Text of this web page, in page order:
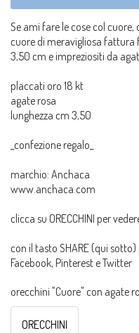
Se ami fare le cose col
cuore di meravigliosa fattura
3,50 cm e impreziositi da
placcati oro 18 kt
agate rosa
lunghezza cm 3,50
_confezione regalo_
marchio: Anchaca
www.anchaca.com
clicca su ORECCHINI per
con il tasto SHARE (qui
Facebook, Pinterest e Twitter
orecchini "Cuore" con agate
ORECCHINI